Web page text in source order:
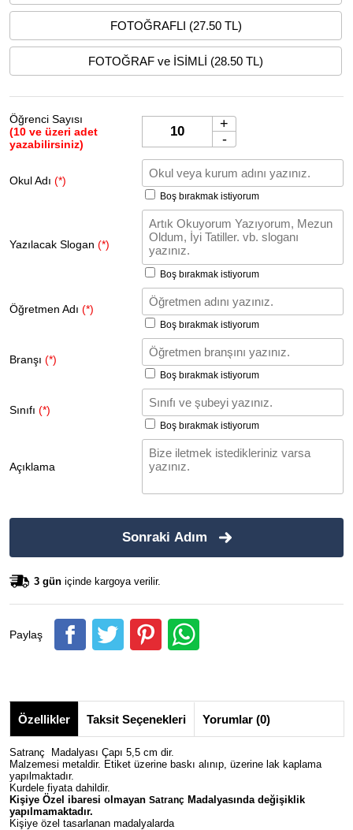
FOTOĞRAFLI (27.50 TL)
FOTOĞRAF ve İSİMLİ (28.50 TL)
Öğrenci Sayısı
(10 ve üzeri adet
yazabilirsiniz)
+
-
Okul Adı (*)
Boş bırakmak istiyorum
Yazılacak Slogan (*)
Boş bırakmak istiyorum
Öğretmen Adı (*)
Boş bırakmak istiyorum
Branşı (*)
Boş bırakmak istiyorum
Sınıfı (*)
Boş bırakmak istiyorum
Açıklama
Sonraki Adım
3 gün içinde kargoya verilir.
Paylaş
Özellikler Taksit Seçenekleri Yorumlar (0)
Satranç Madalyası Çapı 5,5 cm dir.
Malzemesi metaldir. Etiket üzerine baskı alınıp, üzerine lak kaplama
yapılmaktadır.
Kurdele fiyata dahildir.
Kişiye Özel ibaresi olmayan Satranç Madalyasında değişiklik
yapılmamaktadır.
Kişiye özel tasarlanan madalyalarda